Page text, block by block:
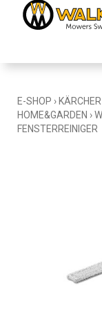
E-SHOP › KÄRCHER
HOME&GARDEN ›
FENSTERREINIGER